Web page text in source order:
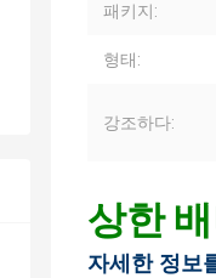
패키지:
형태:
강조하다:
상한
자세한 정보